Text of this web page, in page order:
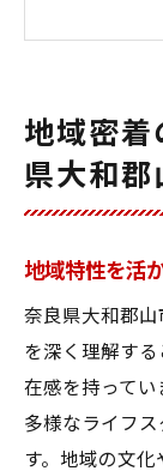
地域
安心
の秘密
信頼
技術
地域
奈良
信頼
地域密着
県大和郡
地域特性を活
奈良県大和郡
を深く理解す
在感を持ってい
多様なライフ
す。地域の文